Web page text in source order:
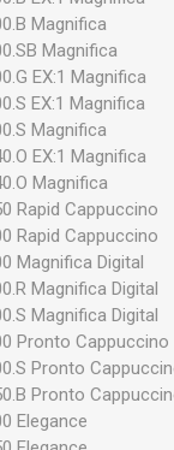
Magnifica
Magnifica
EX:1 Magnifica
EX:1 Magnifica
Magnifica
EX:1 Magnifica
Magnifica
Rapid Cappuccino
Rapid Cappuccino
Magnifica Digital
Magnifica Digital
Magnifica Digital
Pronto Cappuccino
Pronto
Pronto
Elegance